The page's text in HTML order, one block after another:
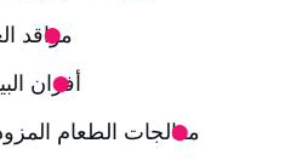
مواقد
أفران
معالجات الطعام